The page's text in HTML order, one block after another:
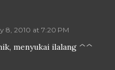
8, 2010 at 7:20 PM
menyukai ilalang ^^